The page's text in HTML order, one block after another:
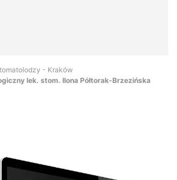
- Kraków
lek. stom. Ilona Półtorak-Brzezińska